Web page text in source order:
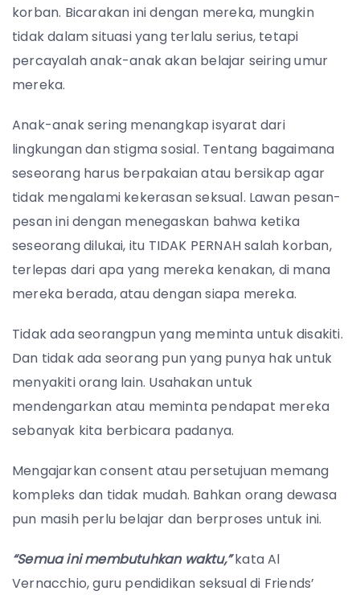
korban. Bicarakan ini dengan mereka, mungkin
tidak dalam situasi yang terlalu serius, tetapi
percayalah anak-anak akan belajar seiring umur
mereka.
Anak-anak sering menangkap isyarat dari
lingkungan dan stigma sosial. Tentang bagaimana
seseorang harus berpakaian atau bersikap agar
tidak mengalami kekerasan seksual. Lawan pesan-
pesan ini dengan menegaskan bahwa ketika
seseorang dilukai, itu TIDAK PERNAH salah korban,
terlepas dari apa yang mereka kenakan, di mana
mereka berada, atau dengan siapa mereka.
Tidak ada seorangpun yang meminta untuk disakiti.
Dan tidak ada seorang pun yang punya hak untuk
menyakiti orang lain. Usahakan untuk
mendengarkan atau meminta pendapat mereka
sebanyak kita berbicara padanya.
Mengajarkan consent atau persetujuan memang
kompleks dan tidak mudah. Bahkan orang dewasa
pun masih perlu belajar dan berproses untuk ini.
“Semua ini membutuhkan waktu,”kataAl
Vernacchio, guru pendidikan seksual di Friends’